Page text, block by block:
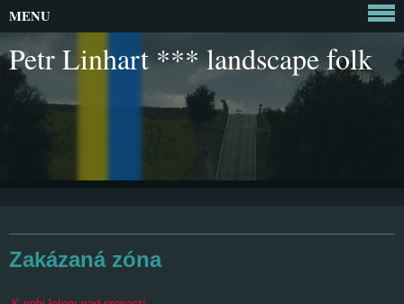
Petr Linhart *** landscape folk
Zakázaná zóna
MENU